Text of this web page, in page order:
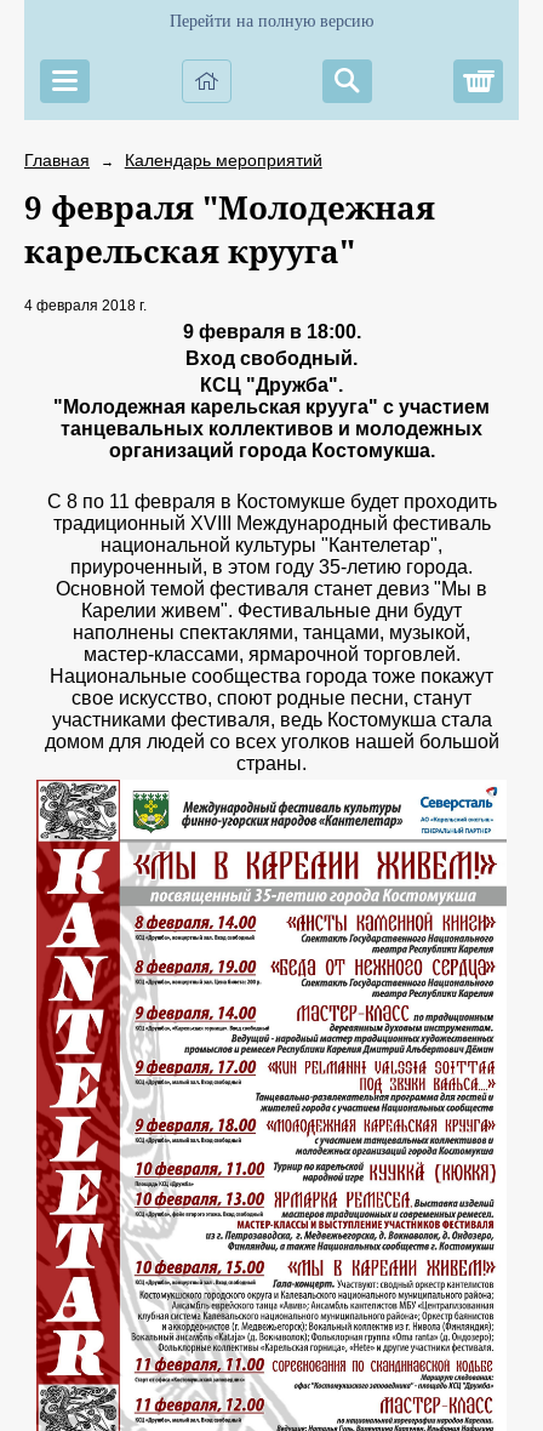
Перейти на полную версию
Главная → Календарь мероприятий
9 февраля "Молодежная
карельская крууга"
4 февраля 2018 г.
9 февраля в 18:00.
Вход свободный.
КСЦ "Дружба".
"Молодежная карельская крууга" с участием
танцевальных коллективов и молодежных
организаций города Костомукша.
С 8 по 11 февраля в Костомукше будет проходить
традиционный XVIII Международный фестиваль
национальной культуры "Кантелетар",
приуроченный, в этом году 35-летию города.
Основной темой фестиваля станет девиз "Мы в
Карелии живем". Фестивальные дни будут
наполнены спектаклями, танцами, музыкой,
мастер-классами, ярмарочной торговлей.
Национальные сообщества города тоже покажут
свое искусство, споют родные песни, станут
участниками фестиваля, ведь Костомукша стала
домом для людей со всех уголков нашей большой
страны.